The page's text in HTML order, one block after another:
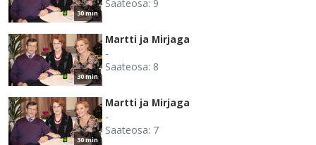
30 min
Saateosa: 9
30 min
Martti ja Mirjaga
-
Saateosa: 8
30 min
Martti ja Mirjaga
-
Saateosa: 7